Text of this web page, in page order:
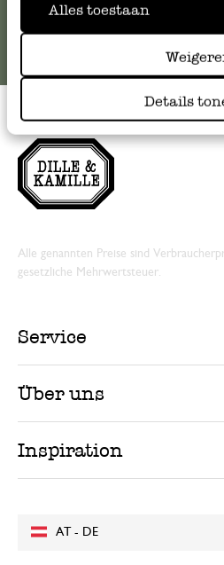
Alles toestaan
Details
AT - DE
Alle genannten Preise sind
gesetzliche Mehrwertsteuer.
Service
Über uns
Inspiration